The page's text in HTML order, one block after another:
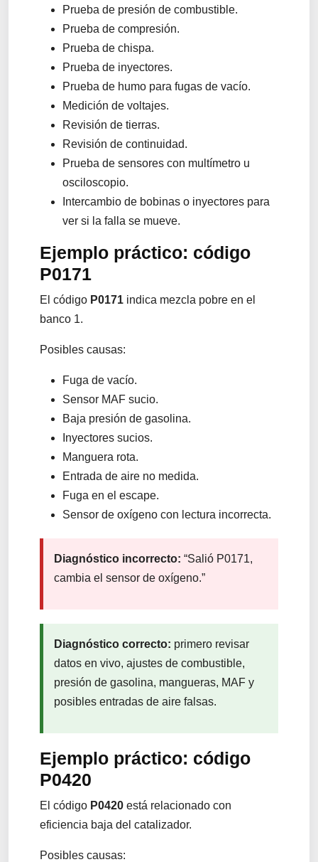
Prueba de presión de combustible.
Prueba de compresión.
Prueba de chispa.
Prueba de inyectores.
Prueba de humo para fugas de vacío.
Medición de voltajes.
Revisión de tierras.
Revisión de continuidad.
Prueba de sensores con multímetro u
osciloscopio.
Intercambio de bobinas o inyectores para
ver si la falla se mueve.
Ejemplo práctico: código
P0171
El código P0171 indica mezcla pobre en el
banco 1.
Posibles causas:
Fuga de vacío.
Sensor MAF sucio.
Baja presión de gasolina.
Inyectores sucios.
Manguera rota.
Entrada de aire no medida.
Fuga en el escape.
Sensor de oxígeno con lectura incorrecta.
Diagnóstico incorrecto: “Salió P0171,
cambia el sensor de oxígeno.”
Diagnóstico correcto: primero revisar
datos en vivo, ajustes de combustible,
presión de gasolina, mangueras, MAF y
posibles entradas de aire falsas.
Ejemplo práctico: código
P0420
El código P0420 está relacionado con
eficiencia baja del catalizador.
Posibles causas: